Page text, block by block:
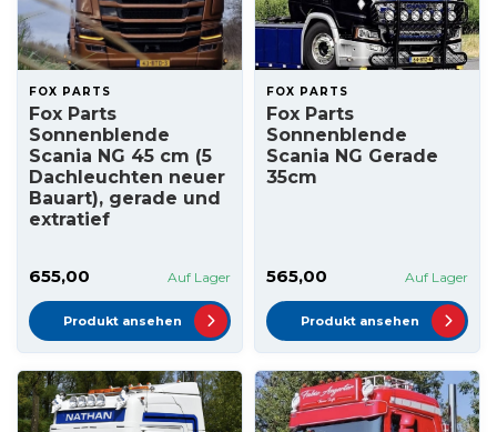
FOX PARTS
Fox Parts
Sonnenblende
Scania NG 45 cm (5
Dachleuchten neuer
Bauart), gerade und
extratief
655,00 Auf Lager
Produkt ansehen
FOX PARTS
Fox Parts
Sonnenblende
Scania NG Gerade
35cm
565,00 Auf Lager
Produkt ansehen